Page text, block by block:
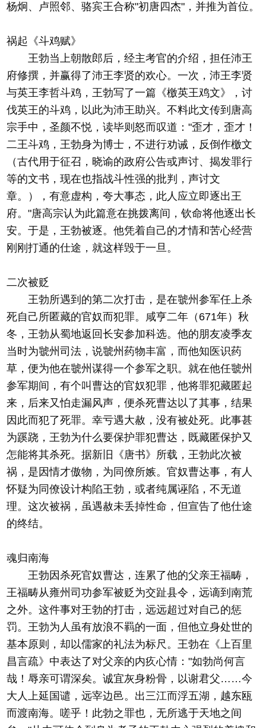
杨炯、卢照邻、骆宾王合称"初唐四杰"，并推为首位。
祸起《斗鸡赋》
王勃当上朝散郎后，经主考官的介绍，担任沛王
府修撰，并赢得了沛王李贤的欢心。一次，沛王李贤
与英王李哲斗鸡，王勃写了一篇《檄英王鸡文》，讨
伐英王的斗鸡，以此为沛王助兴。不料此文传到唐高
宗手中，圣颜不悦，读毕则怒而叹道："歪才，歪才！
二王斗鸡，王勃身为博士，不进行劝诫，反倒作檄文
（古代用于征召，晓谕的政府公告或声讨、揭发罪行
等的文书，现在也指战斗性强的批判，声讨文
章。），有意虚构，夸大事态，此人应立即逐出王
府。"唐高宗认为此篇意在挑拨离间，钦命将他逐出长
安。于是，王勃被逐。他凭着自己的才情和苦心经营
刚刚打通的仕途，就这样毁于一旦。
二次被贬
王勃所遇到的第二次打击，是在虢州参军任上杀
死自己所匿藏的官奴而犯罪。咸亨二年（671年）秋
冬，王勃从蜀地返回长安参加科选。他的朋友凌季友
当时为虢州司法，说虢州药物丰富，而他知医识药
草，便为他在虢州谋得一个参军之职。就在他任虢州
参军期间，有个叫曹达的官奴犯罪，他将罪犯藏匿起
来，后来又怕走漏风声，便杀死曹达以了其事，结果
因此而犯了死罪。幸亏遇大赦，没有被处死。此事甚
为蹊跷，王勃为什么要保护罪犯曹达，既藏匿保护又
怎能将其杀死。据新旧《唐书》所载，王勃此次被
祸，是因情才傲物，为同僚所嫉。官奴曹达事，有人
怀疑为同僚设计构陷王勃，或者纯属诬陷，不无道
理。这次被祸，虽遇赦未丢掉性命，但宣告了他仕途
的终结。
魂归南海
王勃因杀死官奴曹达，连累了他的父亲王福畴，
王福畴从雍州司功参军被贬为交趾县令，远谪到南荒
之外。这件事对王勃的打击，远远超过对自己的惩
罚。王勃为人虽有放浪不羁的一面，但他立身处世的
基本原则，却以儒家的礼法为标尺。王勃在《上百里
昌言疏》中表达了对父亲的内疚心情："如勃尚何言
哉！辱亲可谓深矣。诚宜灰身粉骨，以谢君父……今
大人上延国谴，远宰边邑。出三江而浮五湖，越东瓯
而渡南海。嗟乎！此勃之罪也，无所逃于天地之间